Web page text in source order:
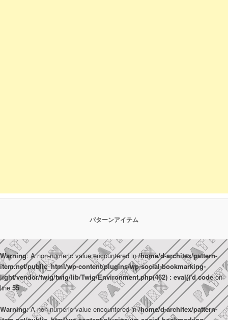
パターンアイテム
Warning: A non-numeric value encountered in/home/d-architex/pattern-
item.net/public_html/wp-content/plugins/wp-social-bookmarking-
light/vendor/twig/twig/lib/Twig/Environment.php(462) : eval()'d codeon
line 55
Warning: A non-numeric value encountered in/home/d-architex/pattern-